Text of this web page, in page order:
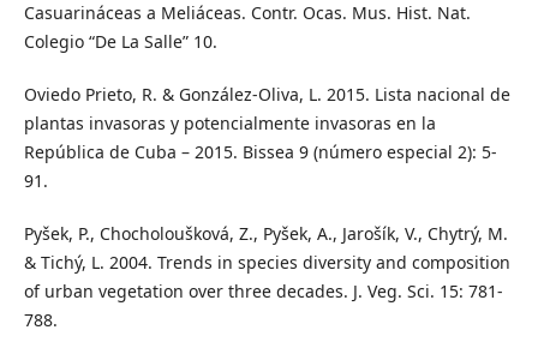
Casuarináceas a Meliáceas. Contr. Ocas. Mus. Hist. Nat.
Colegio “De La Salle” 10.
Oviedo Prieto, R. & González-Oliva, L. 2015. Lista nacional de
plantas invasoras y potencialmente invasoras en la
República de Cuba – 2015. Bissea 9 (número especial 2): 5-
91.
Pyšek, P., Chocholoušková, Z., Pyšek, A., Jarošík, V., Chytrý, M.
& Tichý, L. 2004. Trends in species diversity and composition
of urban vegetation over three decades. J. Veg. Sci. 15: 781-
788.